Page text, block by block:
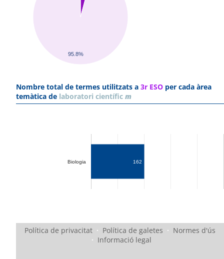
95.8%
Nombre total de termes utilitzats a 3r ESO per cada àrea
temàtica de laboratori científic m
Biologia 162
Política de privacitat · Política de galetes · Normes d'ús
· Informació legal